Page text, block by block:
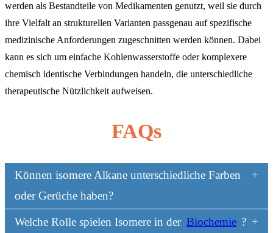
werden als Bestandteile von Medikamenten genutzt, weil sie durch
ihre Vielfalt an strukturellen Varianten passgenau auf spezifische
medizinische Anforderungen zugeschnitten werden können. Dabei
kann es sich um einfache Kohlenwasserstoffe oder komplexere
chemisch identische Verbindungen handeln, die unterschiedliche
therapeutische Nützlichkeit aufweisen.
FAQs
Können isomere Alkane unterschiedliche Farben
oder Gerüche haben?
Welche Rolle spielen Isomere in der Biochemie ?